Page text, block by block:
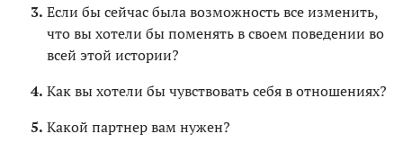
Если бы сейчас была возможность все изменить,
что вы хотели бы поменять в своем поведении во
всей этой истории?
Как вы хотели бы чувствовать себя в отношениях?
Какой партнер вам нужен?